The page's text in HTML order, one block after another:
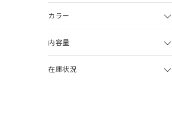
カラー
内容量
在庫状況